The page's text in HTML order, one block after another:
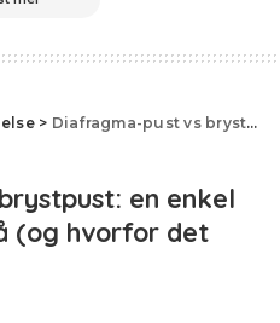
> Diafragma-pust vs brystpust: en enkel test du kan gjøre nå (og hvorfor det betyr noe)
en enkel
(og hvorfor det